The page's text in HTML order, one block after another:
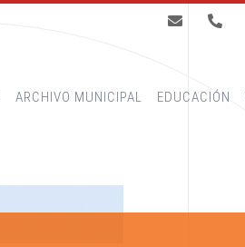
ARCHIVO MUNICIPAL EDUCACIÓN